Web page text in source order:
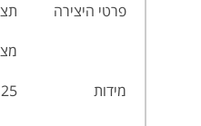
פרטי היצירה
מידות
25 * 25 ס"מ